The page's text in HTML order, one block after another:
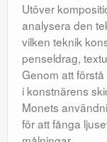
Utöver
analysera den
vilken teknik
penseldrag,
Genom att
i konstnärens
Monets
för att fånga